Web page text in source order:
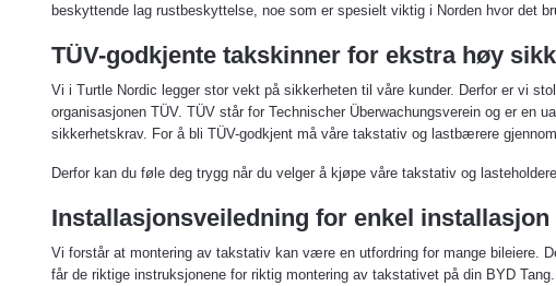
beskyttende lag rustbeskyttelse, noe som er spesielt viktig i Norden hvor det
TÜV-godkjente takskinner for ekstra høy
Vi i Turtle Nordic legger stor vekt på sikkerheten til våre kunder. Derfor er vi
organisasjonen TÜV. TÜV står for Technischer Überwachungsverein og er
sikkerhetskrav. For å bli TÜV-godkjent må våre takstativ og lastbærere
Derfor kan du føle deg trygg når du velger å kjøpe våre takstativ og
Installasjonsveiledning for enkel installasjon
Vi forstår at montering av takstativ kan være en utfordring for mange bileiere.
får de riktige instruksjonene for riktig montering av takstativet på din BYD